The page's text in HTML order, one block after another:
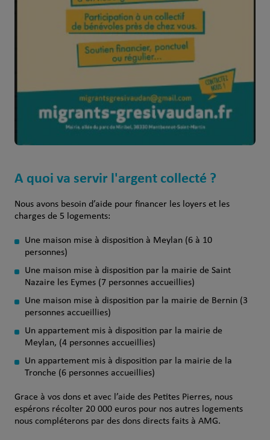
A quoi va servir l'argent collecté ?
Nous avons besoin d’aide pour financer les loyers et les
charges de 5 logements:
Une maison mise à disposition à Meylan (6 à 10
personnes)
Une maison mise à disposition par la mairie de Saint
Nazaire les Eymes (7 personnes accueillies)
Une maison mise à disposition par la mairie de Bernin (3
personnes accueillies)
Un appartement mis à disposition par la mairie de
Meylan, (4 personnes accueillies)
Un appartement mis à disposition par la mairie de la
Tronche (6 personnes accueillies)
Grace à vos dons et avec l’aide des Petites Pierres, nous
espérons récolter 20 000 euros pour nos autres logements
nous compléterons par des dons directs faits à AMG.